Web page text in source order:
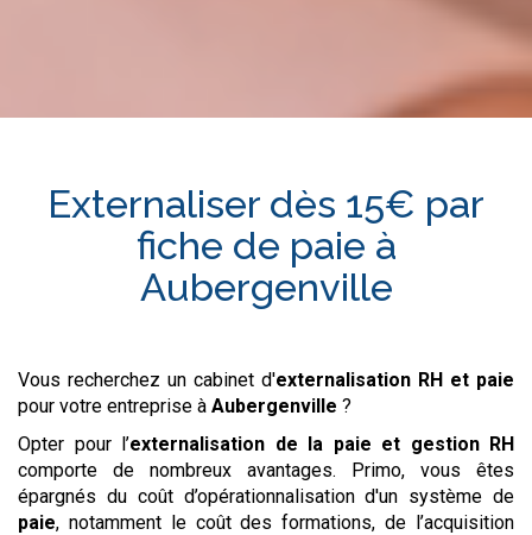
Externaliser dès 15€ par
fiche de paie à
Aubergenville
Vous recherchez un cabinet d'externalisation RH et paie
pour votre entreprise à Aubergenville ?
Opter pour l’externalisation de la paie et gestion RH
comporte de nombreux avantages. Primo, vous êtes
épargnés du coût d’opérationnalisation d'un système de
paie, notamment le coût des formations, de l’acquisition